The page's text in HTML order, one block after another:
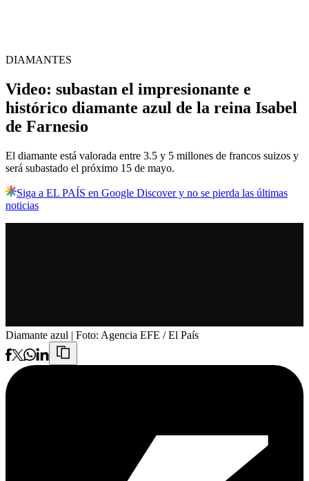
DIAMANTES
Video: subastan el impresionante e
histórico diamante azul de la reina Isabel
de Farnesio
El diamante está valorada entre 3.5 y 5 millones de francos suizos y
será subastado el próximo 15 de mayo.
Siga a EL PAÍS en Google Discover y no se pierda las últimas
noticias
Diamante azul | Foto: Agencia EFE / El País